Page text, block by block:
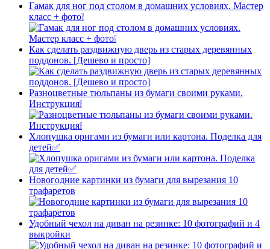
Гамак для ног под столом в домашних условиях. Мастер
класс + фото❕
Как сделать раздвижную дверь из старых деревянных
поддонов. [Дешево и просто]
Разноцветные тюльпаны из бумаги своими руками.
Инструкция❕
Хлопушка оригами из бумаги или картона. Поделка для
детей✅
Новогодние картинки из бумаги для вырезания 10
трафаретов
Удобный чехол на диван на резинке: 10 фотографий и 4
выкройки